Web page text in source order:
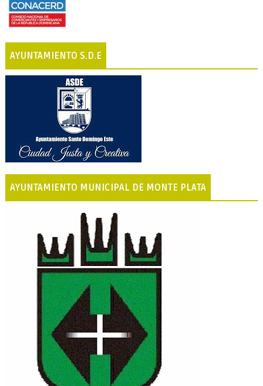
AYUNTAMIENTO S.D.E
AYUNTAMIENTO MUNICIPAL DE MONTE PLATA